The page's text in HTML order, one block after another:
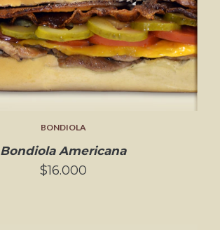
BONDIOLA
Bondiola Americana
$16.000